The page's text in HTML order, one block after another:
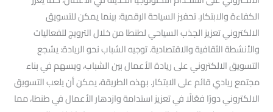
الكفاءة والابتكار. تحفيز السياحة الرقمية: بينما يمكن للتسويق
الالكتروني تعزيز الجذب السياحي لطنطا من خلال الترويج للفعاليات
والأنشطة الثقافية والاقتصادية. توجيه الشباب نحو الريادة: يشجع
التسويق الالكتروني على ريادة الأعمال بين الشباب، ويسهم في بناء
مجتمع ريادي قائم على الابتكار. بهذه الطريقة، يمكن أن يلعب التسويق
الالكتروني دورًا فعّالًا في تعزيز استدامة وازدهار الأعمال في طنطا، مما